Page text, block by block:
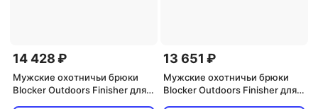
14 428 ₽
Мужские охотничьи брюки
Blocker Outdoors Finisher для
13 651 ₽
Мужские охотничьи брюки
Blocker Outdoors Finisher для